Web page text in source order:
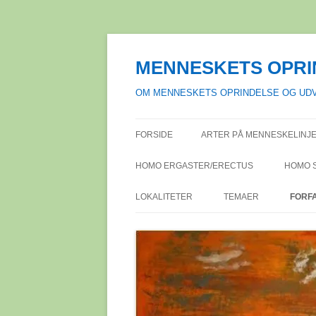
MENNESKETS
OM MENNESKETS OPRINDELSE OG
FORSIDE ARTER PÅ
HOMO ERGASTER/ERECTUS HOMO
LOKALITETER
DANMARK BISLEV
EUROPA
MELLEMØSTEN ÇATAL
TEMAER
ALKOHOL I DEN
KULTUR
DEN MODERNE